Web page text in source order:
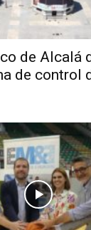
de Alcalá
de control